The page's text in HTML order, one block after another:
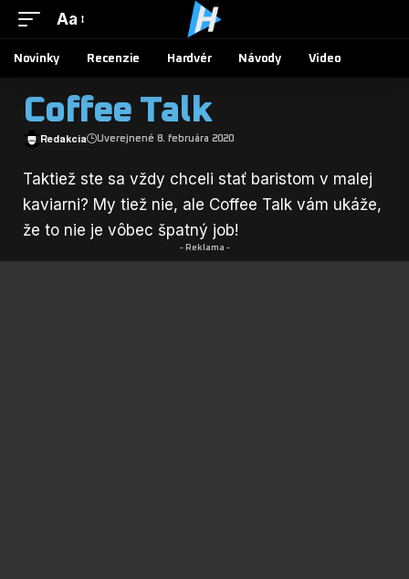
Aa
Novinky Recenzie Hardvér Návody Video
Coffee Talk
Redakcia Uverejnené 8. februára 2020
Taktiež ste sa vždy chceli stať baristom v malej
kaviarni? My tiež nie, ale Coffee Talk vám ukáže,
že to nie je vôbec špatný job!
- Reklama -